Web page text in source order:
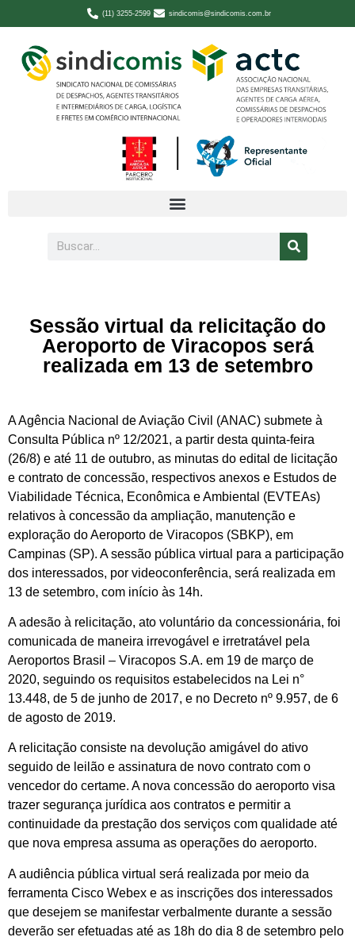
(11) 3255-2599 sindicomis@sindicomis.com.br
Sessão virtual da relicitação do
Aeroporto de Viracopos será
realizada em 13 de setembro
A Agência Nacional de Aviação Civil (ANAC) submete à
Consulta Pública nº 12/2021, a partir desta quinta-feira
(26/8) e até 11 de outubro, as minutas do edital de licitação
e contrato de concessão, respectivos anexos e Estudos de
Viabilidade Técnica, Econômica e Ambiental (EVTEAs)
relativos à concessão da ampliação, manutenção e
exploração do Aeroporto de Viracopos (SBKP), em
Campinas (SP). A sessão pública virtual para a participação
dos interessados, por videoconferência, será realizada em
13 de setembro, com início às 14h.
A adesão à relicitação, ato voluntário da concessionária, foi
comunicada de maneira irrevogável e irretratável pela
Aeroportos Brasil – Viracopos S.A. em 19 de março de
2020, seguindo os requisitos estabelecidos na Lei n°
13.448, de 5 de junho de 2017, e no Decreto nº 9.957, de 6
de agosto de 2019.
A relicitação consiste na devolução amigável do ativo
seguido de leilão e assinatura de novo contrato com o
vencedor do certame. A nova concessão do aeroporto visa
trazer segurança jurídica aos contratos e permitir a
continuidade da prestação dos serviços com qualidade até
que nova empresa assuma as operações do aeroporto.
A audiência pública virtual será realizada por meio da
ferramenta Cisco Webex e as inscrições dos interessados
que desejem se manifestar verbalmente durante a sessão
deverão ser efetuadas até as 18h do dia 8 de setembro pelo